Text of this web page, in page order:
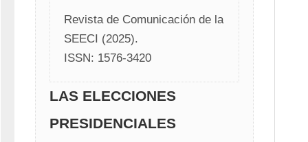
Revista de Comunicación de la
SEECI (2025).
ISSN: 1576-3420
LAS ELECCIONES
PRESIDENCIALES